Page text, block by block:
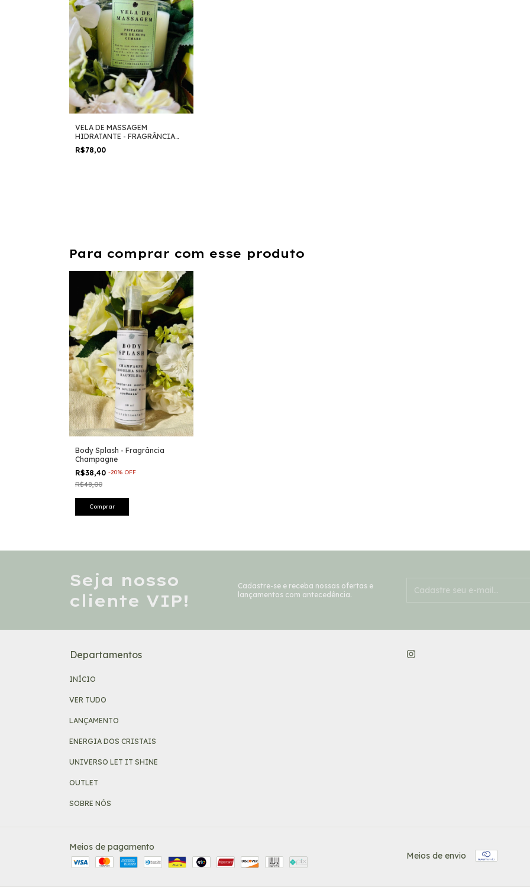
VELA DE MASSAGEM
HIDRATANTE - FRAGRÂNCIA
PISTACHE
R$78,00
Para comprar com esse produto
Body Splash - Fragrância
Champagne
R$38,40 -20% OFF
R$48,00
Seja nosso
cliente VIP!
Cadastre-se e receba nossas ofertas e
lançamentos com antecedência.
Departamentos
INÍCIO
VER TUDO
LANÇAMENTO
ENERGIA DOS CRISTAIS
UNIVERSO LET IT SHINE
OUTLET
SOBRE NÓS
Meios de pagamento
Meios de envio